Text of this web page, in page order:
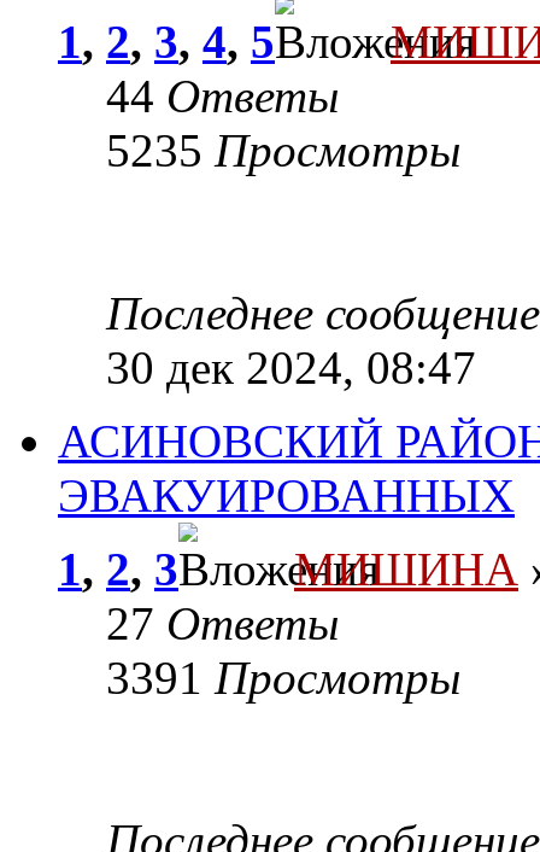
1, 2, 3, 4, 5
44 Ответы
5235 Просмотры
Последнее
30 дек 2024, 08:47
АСИНОВСКИЙ
ЭВАКУИРОВАННЫХ
1, 2, 3 МИШИНА
27 Ответы
3391 Просмотры
Последнее